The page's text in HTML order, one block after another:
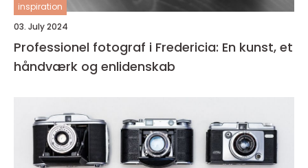
inspiration
03. July 2024
Professionel fotograf i Fredericia: En kunst, et
håndværk og enlidenskab